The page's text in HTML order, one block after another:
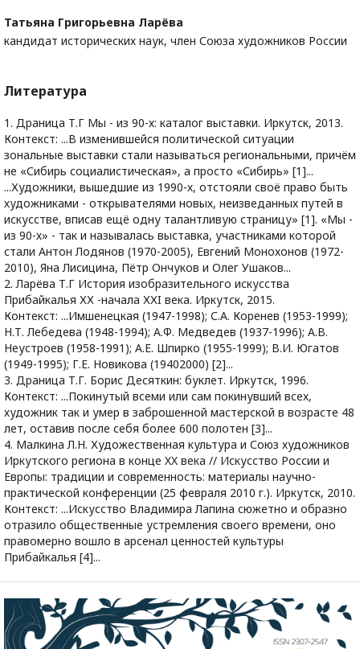
Татьяна Григорьевна Ларёва
кандидат исторических наук, член Союза художников России
Литература
1. Драница Т.Г Мы - из 90-х: каталог выставки. Иркутск, 2013.
Контекст: ...В изменившейся политической ситуации
зональные выставки стали называться региональными, причём
не «Сибирь социалистическая», а просто «Сибирь» [1]...
...Художники, вышедшие из 1990-х, отстояли своё право быть
художниками - открывателями новых, неизведанных путей в
искусстве, вписав ещё одну талантливую страницу» [1]. «Мы -
из 90-х» - так и называлась выставка, участниками которой
стали Антон Лодянов (1970-2005), Евгений Монохонов (1972-
2010), Яна Лисицина, Пётр Ончуков и Олег Ушаков...
2. Ларёва Т.Г История изобразительного искусства
Прибайкалья ХХ -начала ХХI века. Иркутск, 2015.
Контекст: ...Имшенецкая (1947-1998); С.А. Коренев (1953-1999);
Н.Т. Лебедева (1948-1994); А.Ф. Медведев (1937-1996); А.В.
Неустроев (1958-1991); А.Е. Шпирко (1955-1999); В.И. Югатов
(1949-1995); Г.Е. Новикова (19402000) [2]...
3. Драница Т.Г. Борис Десяткин: буклет. Иркутск, 1996.
Контекст: ...Покинутый всеми или сам покинувший всех,
художник так и умер в заброшенной мастерской в возрасте 48
лет, оставив после себя более 600 полотен [3]...
4. Малкина Л.Н. Художественная культура и Союз художников
Иркутского региона в конце XX века // Искусство России и
Европы: традиции и современность: материалы научно-
практической конференции (25 февраля 2010 г.). Иркутск, 2010.
Контекст: ...Искусство Владимира Лапина сюжетно и образно
отразило общественные устремления своего времени, оно
правомерно вошло в арсенал ценностей культуры
Прибайкалья [4]...